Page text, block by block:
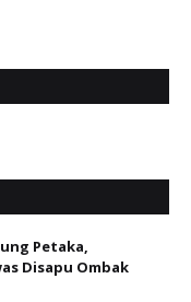
Petaka,
Disapu Ombak